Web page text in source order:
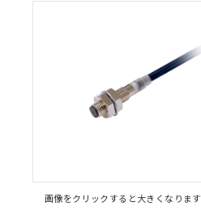
画像をクリックすると大きくなります